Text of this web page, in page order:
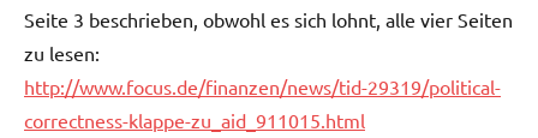
Seite 3 beschrieben, obwohl es sich lohnt, alle vier Seiten
zu lesen:
http://www.focus.de/finanzen/news/tid-29319/political-
correctness-klappe-zu_aid_911015.html